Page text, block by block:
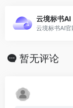
云境标书AI
暂无评论